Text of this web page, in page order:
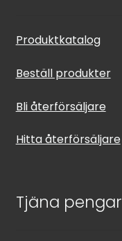
Produktkatalog
Beställ produkter
Bli återförsäljare
Hitta återförsäljare
Tjäna pengar